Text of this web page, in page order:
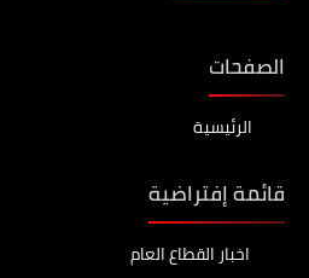
الصفحات
الرئيسية
قائمة إفتراضية
اخبار القطاع العام